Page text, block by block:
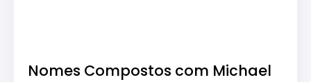
Nomes Compostos com Michael